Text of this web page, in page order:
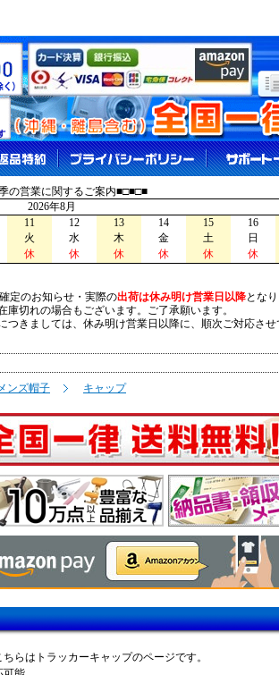
の営業に関するご案内■□■□■
2026年8月
11 12 13 14 15 16
火 水 木 金 土 日
休 休 休 休 休 休
定のお知らせ・実際の出荷は休み明け営業日以降となり
切れの場合もございます。ご了承願います。
きましては、休み明け営業日以降に、順次ご対応させ
ンズ帽子 キャップ
らはトラッカーキャップのページです。